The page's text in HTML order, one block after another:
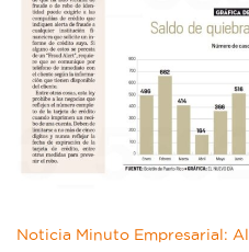
Noticia Minuto Empresarial: